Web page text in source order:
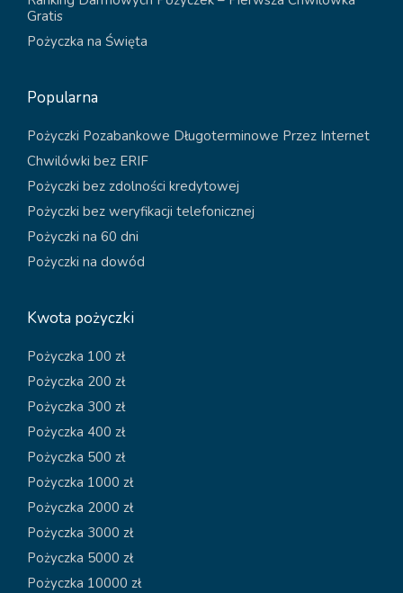
Gratis
Pożyczka na Święta
Popularna
Pożyczki Pozabankowe Długoterminowe Przez Internet
Chwilówki bez ERIF
Pożyczki bez zdolności kredytowej
Pożyczki bez weryfikacji telefonicznej
Pożyczki na 60 dni
Pożyczki na dowód
Kwota pożyczki
Pożyczka 100 zł
Pożyczka 200 zł
Pożyczka 300 zł
Pożyczka 400 zł
Pożyczka 500 zł
Pożyczka 1000 zł
Pożyczka 2000 zł
Pożyczka 3000 zł
Pożyczka 5000 zł
Pożyczka 10000 zł